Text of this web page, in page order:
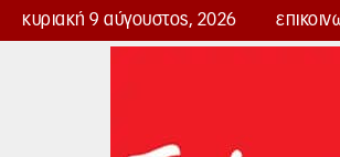
κυριακή 9 αύγουστος, 2026
Δρόμος